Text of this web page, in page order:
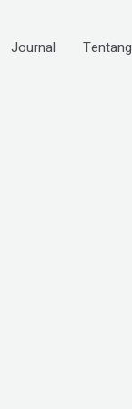
Journal Tentang